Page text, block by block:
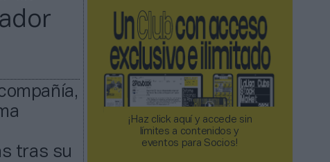
tras su
¡Haz click aquí y accede sin
límites a contenidos y
eventos para Socios!​​​​​​​